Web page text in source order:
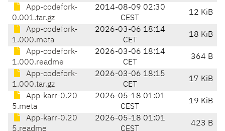
App-codefork-
0.001.tar.gz
2014-08-09 02:30
CEST
12 KiB
App-codefork-
1.000.meta
2026-03-06 18:14
CET
18 KiB
App-codefork-
1.000.readme
2026-03-06 18:14
CET
364 B
App-codefork-
1.000.tar.gz
2026-03-06 18:15
CET
17 KiB
App-karr-0.20
5.meta
2026-05-18 01:01
CEST
19 KiB
App-karr-0.20
5.readme
2026-05-18 01:01
CEST
423 B